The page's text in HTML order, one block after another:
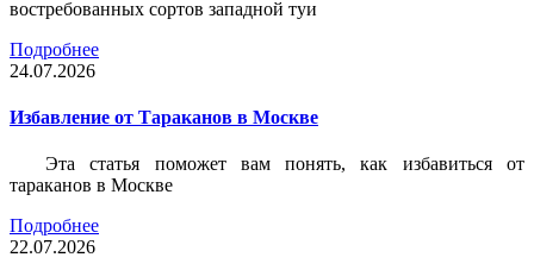
востребованных сортов западной туи
Подробнее
24.07.2026
Избавление от Тараканов в Москве
Эта статья поможет вам понять, как избавиться от
тараканов в Москве
Подробнее
22.07.2026